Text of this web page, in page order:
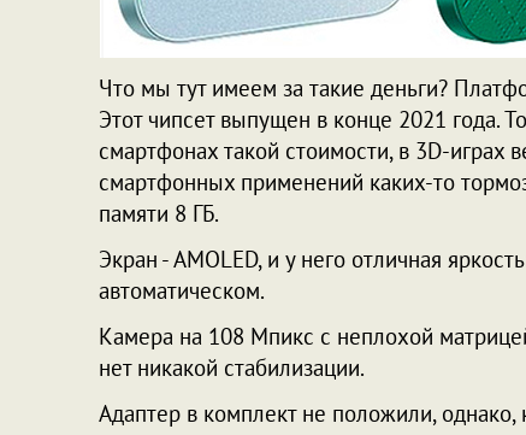
Что мы тут имеем за такие деньги?
Этот чипсет выпущен в конце 2021 года.
смартфонах такой стоимости, в 3D-
смартфонных применений каких-то
памяти 8 ГБ.
Экран - AMOLED, и у него отличная
автоматическом.
Камера на 108 Мпикс с неплохой
нет никакой стабилизации.
Адаптер в комплект не положили,